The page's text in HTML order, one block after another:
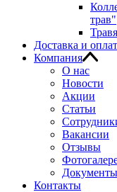
трав"
Доставка и
Компания
О нас
Новости
Акции
Статьи
Вакансии
Отзывы
Контакты